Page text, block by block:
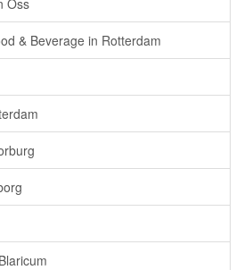
Oss
& Beverage in Rotterdam